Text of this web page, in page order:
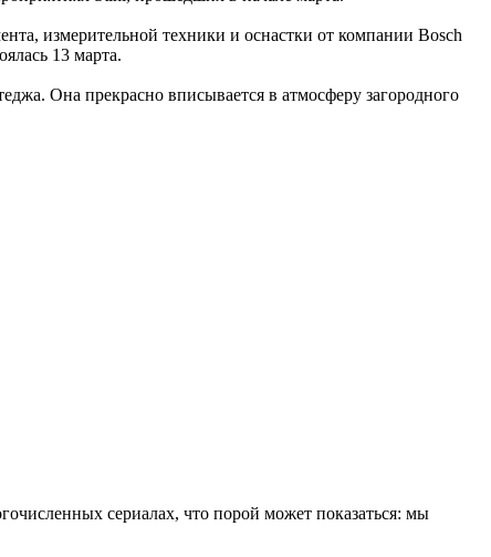
измерительной техники и оснастки от компании Bosch
13 марта.
Она прекрасно вписывается в атмосферу загородного
сериалах, что порой может показаться: мы